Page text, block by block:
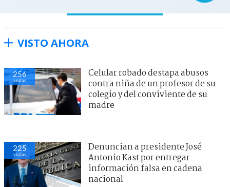
VISTO AHORA
256
visitas
Celular robado destapa abusos
contra niña de un profesor de su
colegio y del conviviente de su
madre
225
visitas
Denuncian a presidente José
Antonio Kast por entregar
información falsa en cadena
nacional